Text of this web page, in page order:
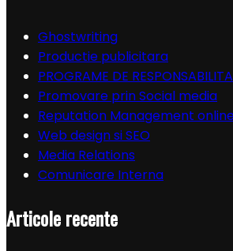
Ghostwriting
Productie publicitara
PROGRAME DE
Promovare prin Social media
Reputation Management
Web design si SEO
Media Relations
Comunicare Interna
Articole recente